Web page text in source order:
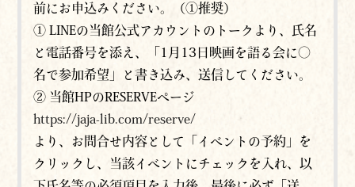
前にお申込みください。（①推奨）
① LINEの当館公式アカウントのトークより、氏名
と電話番号を添え、「1月13日映画を語る会に〇
名で参加希望」と書き込み、送信してください。
② 当館HPのRESERVEページ
https://jaja-lib.com/reserve/
より、お問合せ内容として「イベントの予約」を
クリックし、当該イベントにチェックを入れ、以